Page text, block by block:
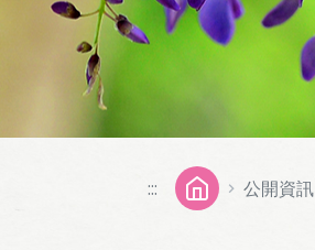
::: 公開資訊